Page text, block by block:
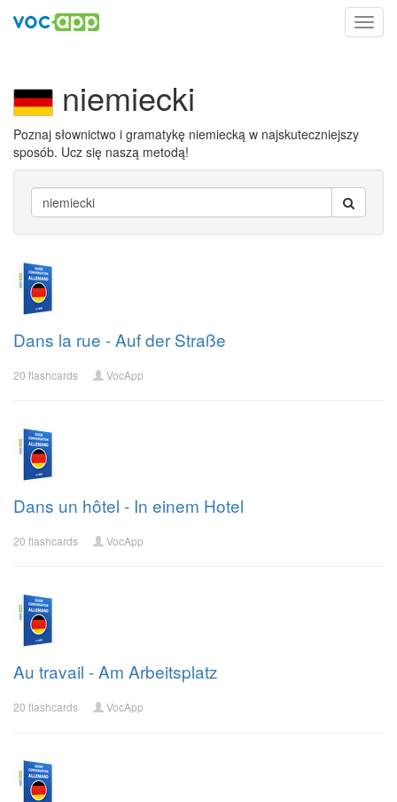
niemiecki
Poznaj słownictwo i gramatykę niemiecką w najskuteczniejszy
sposób. Ucz się naszą metodą!
Dans la rue - Auf der Straße
20 flashcards VocApp
Dans un hôtel - In einem Hotel
20 flashcards VocApp
Au travail - Am Arbeitsplatz
20 flashcards VocApp